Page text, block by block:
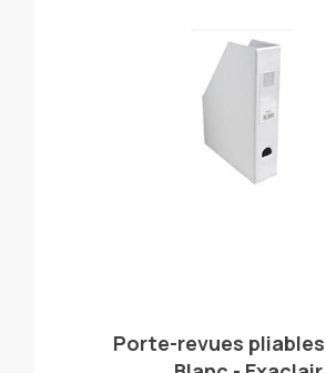
Porte-revues pliables